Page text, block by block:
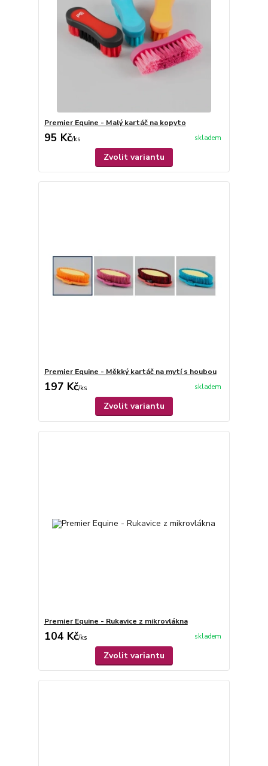
Premier Equine - Malý kartáč na kopyto
95 Kč/ks skladem
Zvolit variantu
Premier Equine - Měkký kartáč na mytí s houbou
197 Kč/ks skladem
Zvolit variantu
Premier Equine - Rukavice z mikrovlákna
104 Kč/ks skladem
Zvolit variantu